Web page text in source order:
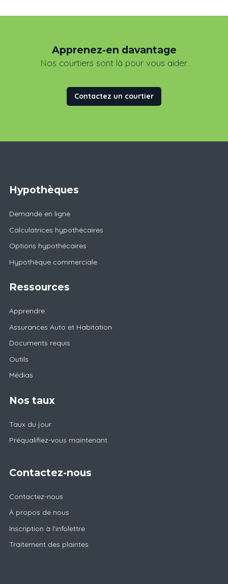
Apprenez-en davantage
Nos courtiers sont là pour vous aider.
Contactez un courtier
Hypothèques
Demande en ligne
Calculatrices hypothécaires
Options hypothécaires
Hypothèque commerciale
Ressources
Apprendre
Assurances Auto et Habitation
Documents requis
Outils
Médias
Nos taux
Taux du jour
Préqualifiez-vous maintenant
Contactez-nous
Contactez-nous
À propos de nous
Inscription à l'infolettre
Traitement des plaintes